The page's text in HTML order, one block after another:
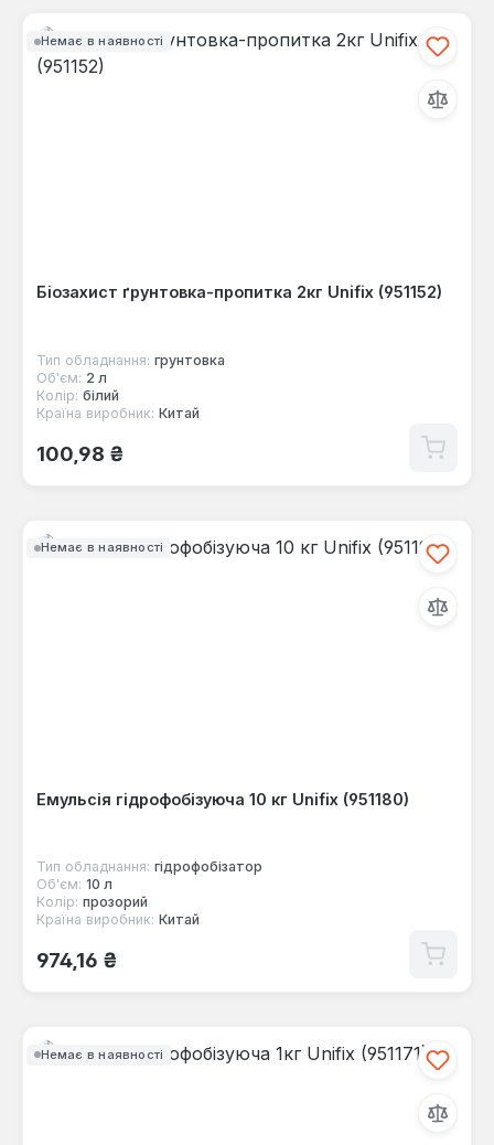
Немає в наявності
Біозахист ґрунтовка-пропитка 2кг Unifix (951152)
Тип обладнання: грунтовка
Об'єм: 2 л
Колір: білий
Країна виробник: Китай
Звичайна ціна:
100,98 ₴
Немає в наявності
Емульсія гідрофобізуюча 10 кг Unifix (951180)
Тип обладнання: гідрофобізатор
Об'єм: 10 л
Колір: прозорий
Країна виробник: Китай
Звичайна ціна:
974,16 ₴
Немає в наявності